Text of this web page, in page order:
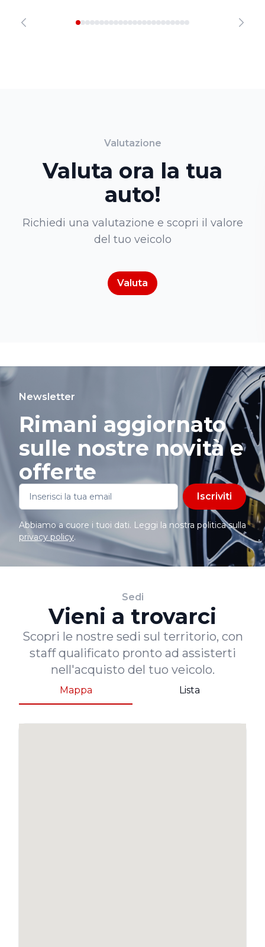
Valutazione
Valuta ora la tua
auto!
Richiedi una valutazione e scopri il valore
del tuo veicolo
Valuta
Newsletter
Rimani aggiornato
sulle nostre novità e
offerte
Iscriviti
Abbiamo a cuore i tuoi dati. Leggi la nostra politica sulla
privacy policy.
Sedi
Vieni a trovarci
Scopri le nostre sedi sul territorio, con
staff qualificato pronto ad assisterti
nell'acquisto del tuo veicolo.
Mappa Lista